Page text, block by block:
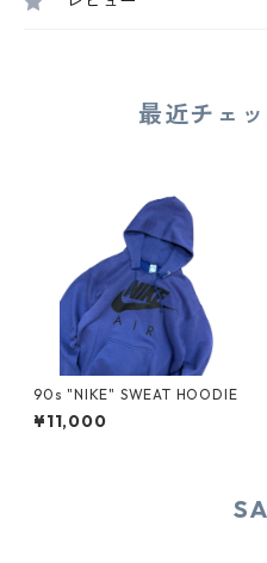
最近チェ
90s "NIKE" SWEAT HOODIE
¥11,000